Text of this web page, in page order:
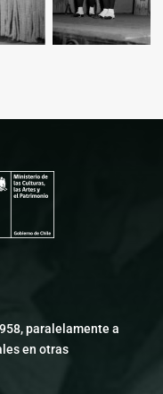
paralelamente a
en otras